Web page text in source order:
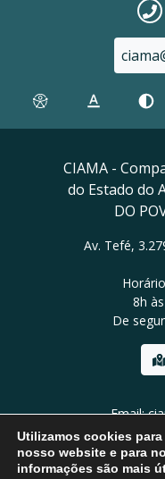
CIAMA -
do Estado do
DO
Av. Tefé,
8h
De
Email:
Utilizamos cookies
nosso website e para
informações são mais